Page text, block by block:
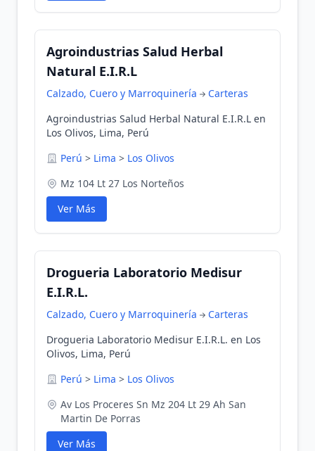
Agroindustrias Salud Herbal
Natural E.I.R.L
Calzado, Cuero y Marroquinería
Carteras
Agroindustrias Salud Herbal Natural E.I.R.L en
Los Olivos, Lima, Perú
Perú > Lima > Los Olivos
Mz 104 Lt 27 Los Norteños
Ver Más
Drogueria Laboratorio Medisur
E.I.R.L.
Calzado, Cuero y Marroquinería
Carteras
Drogueria Laboratorio Medisur E.I.R.L. en Los
Olivos, Lima, Perú
Perú > Lima > Los Olivos
Av Los Proceres Sn Mz 204 Lt 29 Ah San
Martin De Porras
Ver Más